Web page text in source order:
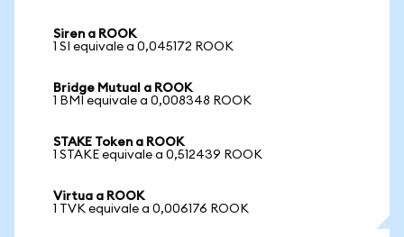
Siren a ROOK
1 SI equivale a 0,045172 ROOK
Bridge Mutual a ROOK
1 BMI equivale a 0,008348 ROOK
STAKE Token a ROOK
1 STAKE equivale a 0,512439 ROOK
Virtua a ROOK
1 TVK equivale a 0,006176 ROOK